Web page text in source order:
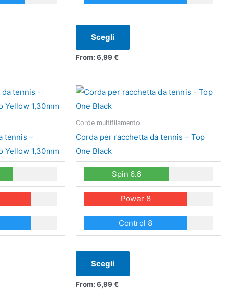
Scegli
nella
From: 6,99€
tennis –
Yellow 1,30mm
Corde multifilamento
Corda per racchetta da tennis – Top
One Black
Spin 6.6
Power 8
Control 8
Scegli
Questo
ha
più
Le
opzioni
possono
essere
scelte
nella
From: 6,99€